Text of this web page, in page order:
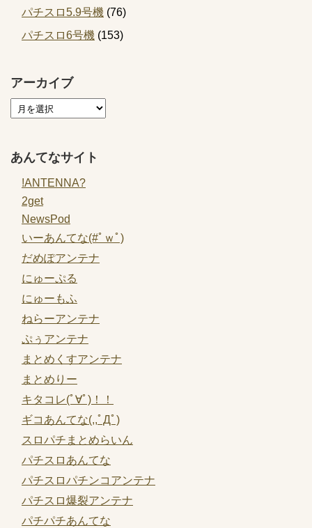
パチスロ5.9号機 (76)
パチスロ6号機 (153)
アーカイブ
あんてなサイト
!ANTENNA?
2get
NewsPod
いーあんてな(#ﾟｗﾟ)
だめぽアンテナ
にゅーぷる
にゅーもふ
ねらーアンテナ
ぷぅアンテナ
まとめくすアンテナ
まとめりー
キタコレ(ﾟ∀ﾟ)！！
ギコあんてな(,,ﾟДﾟ)
スロパチまとめらいん
パチスロあんてな
パチスロパチンコアンテナ
パチスロ爆裂アンテナ
パチパチあんてな